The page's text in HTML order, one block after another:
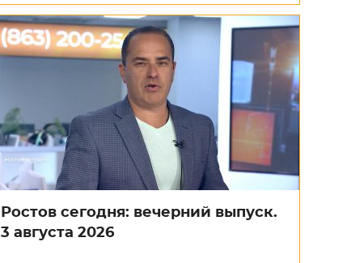
Ростов сегодня: вечерний выпуск.
3 августа 2026